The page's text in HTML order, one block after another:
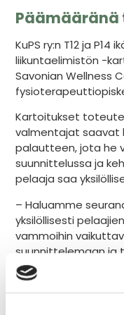
KuPS ry:n T12 ja P14
liikuntaelimistön -
Savonian Wellness
Kartoitukset
valmentajat saavat
palautteen, jota he
suunnittelussa ja
pelaaja saa
– Haluamme
yksilöllisesti
vammoihin
suunnittelemaan ja
Jokainen vamma,
kartoituksen
toteaa KuPS ry:n